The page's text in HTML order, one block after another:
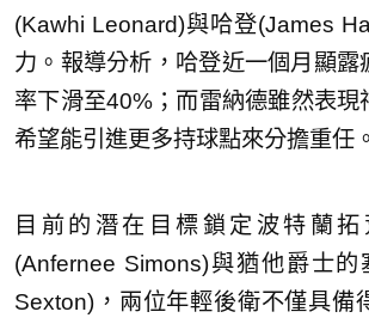
(Kawhi Leonard)與哈登(James
力。報導分析，哈登近一個月顯露
率下滑至40%；而雷納德雖然表現
希望能引進更多持球點來分擔重任。
目前的潛在目標鎖定波特蘭
(Anfernee Simons)與猶他爵士的
Sexton)，兩位年輕後衛不僅具備